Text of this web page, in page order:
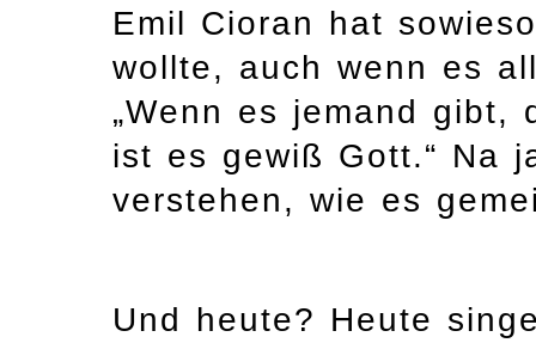
Emil Cioran hat
wollte, auch wenn es
„Wenn es jemand gibt,
ist es gewiß Gott.“ Na
verstehen, wie es
Und heute? Heute